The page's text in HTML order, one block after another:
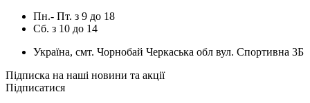
Пн.- Пт. з 9 до 18
Сб. з 10 до 14
Україна, смт. Чорнобай Черкаська обл вул. Спортивна 3Б
Підписка на наші новини та акції
Підписатися